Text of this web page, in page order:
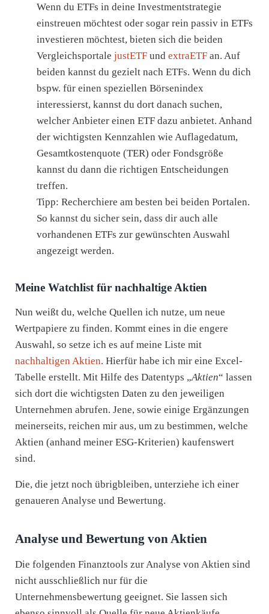
Wenn du ETFs in deine Investmentstrategie
einstreuen möchtest oder sogar rein passiv in ETFs
investieren möchtest, bieten sich die beiden
VergleichsportalejustETF undextraETF an. Auf
beiden kannst du gezielt nach ETFs. Wenn du dich
bspw. für einen speziellen Börsenindex
interessierst, kannst du dort danach suchen,
welcher Anbieter einen ETF dazu anbietet. Anhand
der wichtigsten Kennzahlen wie Auflagedatum,
Gesamtkostenquote (TER) oder Fondsgröße
kannst du dann die richtigen Entscheidungen
treffen.
Tipp: Recherchiere am besten bei beiden Portalen.
So kannst du sicher sein, dass dir auch alle
vorhandenen ETFs zur gewünschten Auswahl
angezeigt werden.
Meine Watchlist für nachhaltige Aktien
Nun weißt du, welche Quellen ich nutze, um neue
Wertpapiere zu finden. Kommt eines in die engere
Auswahl, so setze ich es auf meine Liste mit
nachhaltigen Aktien. Hierfür habe ich mir eine Excel-
Tabelle erstellt. Mit Hilfe des Datentyps „Aktien“ lassen
sich dort die wichtigsten Daten zu den jeweiligen
Unternehmen abrufen. Jene, sowie einige Ergänzungen
meinerseits, reichen mir aus, um zu bestimmen, welche
Aktien (anhand meiner ESG-Kriterien) kaufenswert
sind.
Die, die jetzt noch übrigbleiben, unterziehe ich einer
genaueren Analyse und Bewertung.
Analyse und Bewertung von Aktien
Die folgenden Finanztools zur Analyse von Aktien sind
nicht ausschließlich nur für die
Unternehmensbewertung geeignet. Sie lassen sich